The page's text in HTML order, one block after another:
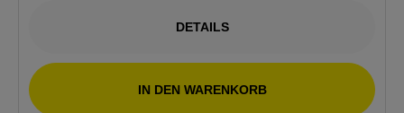
DETAILS
IN DEN WARENKORB